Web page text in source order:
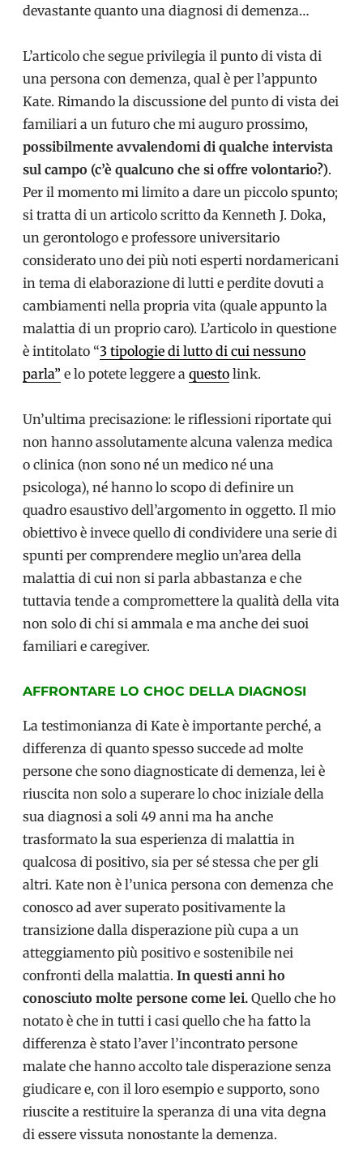
devastante quanto una diagnosi di demenza…
L’articolo che segue privilegia il punto di vista di
una persona con demenza, qual è per l’appunto
Kate. Rimando la discussione del punto di vista dei
familiari a un futuro che mi auguro prossimo,
possibilmente avvalendomi di qualche intervista
sul campo (c’è qualcuno che si offre volontario?).
Per il momento mi limito a dare un piccolo spunto;
si tratta di un articolo scritto da Kenneth J. Doka,
un gerontologo e professore universitario
considerato uno dei più noti esperti nordamericani
in tema di elaborazione di lutti e perdite dovuti a
cambiamenti nella propria vita (quale appunto la
malattia di un proprio caro). L’articolo in questione
è intitolato “3 tipologie di lutto di cui nessuno
parla” e lo potete leggere a questo link.
Un’ultima precisazione: le riflessioni riportate qui
non hanno assolutamente alcuna valenza medica
o clinica (non sono né un medico né una
psicologa), né hanno lo scopo di definire un
quadro esaustivo dell’argomento in oggetto. Il mio
obiettivo è invece quello di condividere una serie di
spunti per comprendere meglio un’area della
malattia di cui non si parla abbastanza e che
tuttavia tende a compromettere la qualità della vita
non solo di chi si ammala e ma anche dei suoi
familiari e caregiver.
AFFRONTARE LO CHOC DELLA DIAGNOSI
La testimonianza di Kate è importante perché, a
differenza di quanto spesso succede ad molte
persone che sono diagnosticate di demenza, lei è
riuscita non solo a superare lo choc iniziale della
sua diagnosi a soli 49 anni ma ha anche
trasformato la sua esperienza di malattia in
qualcosa di positivo, sia per sé stessa che per gli
altri. Kate non è l’unica persona con demenza che
conosco ad aver superato positivamente la
transizione dalla disperazione più cupa a un
atteggiamento più positivo e sostenibile nei
confronti della malattia. In questi anni ho
conosciuto molte persone come lei. Quello che ho
notato è che in tutti i casi quello che ha fatto la
differenza è stato l’aver l’incontrato persone
malate che hanno accolto tale disperazione senza
giudicare e, con il loro esempio e supporto, sono
riuscite a restituire la speranza di una vita degna
di essere vissuta nonostante la demenza.